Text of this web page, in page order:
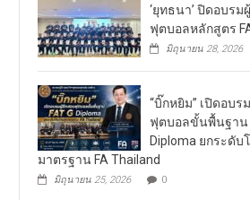
‘ยุทธนา’ ปิดอบรม
ฟุตบอลหลักสูตร
มิถุนายน 28, 2026
“บิ๊กหยิม” เปิดอบร
ฟุตบอลขั้นพื้นฐาน
Diploma ยกระดับ
มาตรฐาน FA Thailand
มิถุนายน 25, 2026 0